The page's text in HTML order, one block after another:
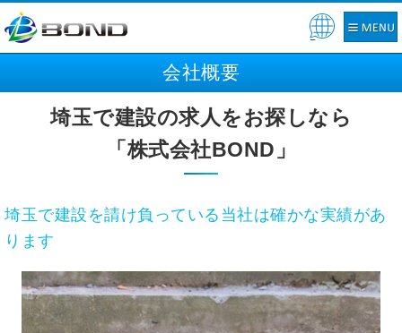
Pow
会社概要
埼玉で建設の求人をお探しなら
「株式会社BOND」
埼玉で建設を請け負っている当社は確かな実績があ
ります